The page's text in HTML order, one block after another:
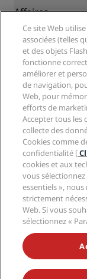
Blog
Nouveaux et
Application
Hôtels adaptés
Hôtels adaptés
Santé et sécurité
Partenaires
Agents de voyages
Affaires
Radisson Hotel
Médias
Carrières RHG
Carrières PPHE
Carrières EHL
The Club by RHG
Opportunités de
Entreprise
Légal
Centre de
Mentions légales
Conditions
Contrat
Accessibilité
Déclaration sur
Aide
Avis aux
Contact
FAQ
Plan du site
Médias sociaux
Marques
NE
Ce site Web
associées (telles
et des objets
fonctionne
améliorer et
de navigation,
Web, pour
efforts de
Accepter tous les
collecte des
Cookies comme
confidentialité [
cookies et aux
vous
essentiels »,
strictement
Web. Si vous
sélectionnez «